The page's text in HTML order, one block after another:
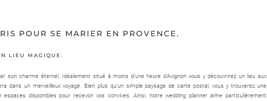
POUR SE MARIER EN PROVENCE.
LIEU MAGIQUE.
son charme éternel. Idéalement situé à moins d’une heure d’Avignon vous y découvrirez un lieu aux
dans un merveilleux voyage. Bien plus qu’un simple paysage de carte postal, vous y trouverez une
espaces disponibles pour recevoir vos convives. Ainsi, notre wedding planner aime particulièrement